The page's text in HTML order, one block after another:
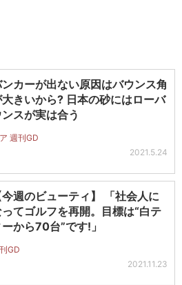
カーが出ない原因はバウンス角
きいから? 日本の砂にはローバ
ンスが実は合う
週刊GD
2021.5.24
今週のビューティ】 「社会人に
てゴルフを再開。目標は“白テ
ーから70台”です!」
GD
2021.11.23